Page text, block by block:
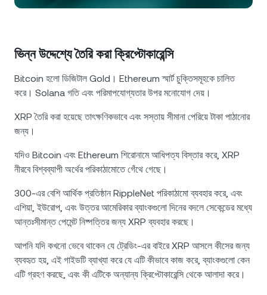
Nexo Card
প্রাইভেট ক্লায়েন্ট
লয়্যালটি প্রোগ্রাম
Solana SOL
EURC EURC
ভিন্ন উদ্দেশ্যে তৈরি করা ক্রিপ্টোকারেন্সি
Bitcoin হলো ডিজিটাল Gold। Ethereum স্মার্ট চুক্তিসমূহকে চালিত
করে। Solana গতি এবং পরিমাপযোগ্যতার উপর মনোযোগ দেয়।
XRP তৈরি করা হয়েছে তাৎক্ষণিকভাবে এবং সস্তায় সীমানা পেরিয়ে টাকা পাঠানোর
জন্য।
যদিও Bitcoin এবং Ethereum শিরোনামে আধিপত্য বিস্তার করে, XRP
নীরবে বিশ্বব্যাপী অর্থের পরিকাঠামোতে গেঁথে গেছে।
300-এর বেশি আর্থিক প্রতিষ্ঠান RippleNet পরিকাঠামো ব্যবহার করে, এবং
এশিয়া, ইউরোপ, এবং উত্তর আমেরিকার ব্যাংকগুলো দিনের বদলে সেকেন্ডের মধ্যে
আন্তঃসীমান্ত পেমেন্ট নিষ্পত্তির জন্য XRP ব্যবহার করছে।
আপনি যদি কখনো ভেবে থাকেন যে ট্রেডিং-এর বাইরে XRP আসলে কীসের জন্য
ব্যবহৃত হয়, এই গাইডটি ব্যাখ্যা করে যে এটি কীভাবে কাজ করে, ব্যাংকগুলো কেন
এটি গ্রহণ করছে, এবং কী এটিকে অন্যান্য ক্রিপ্টোকারেন্সি থেকে আলাদা করে।